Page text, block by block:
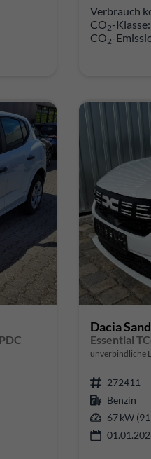
Verbrauch
CO2-Klasse:
CO2-
Dacia
unverbindliche
272411
Benzin
67 kW (91